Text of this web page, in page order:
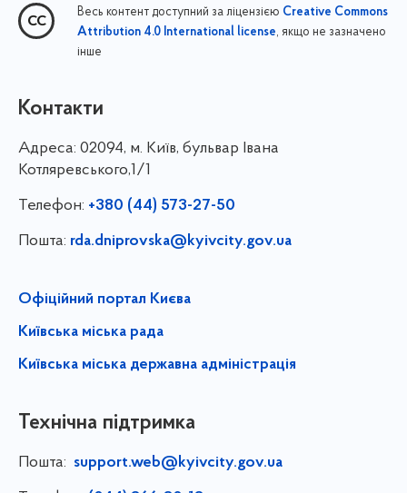
Весь контент доступний за ліцензією Creative Commons
Attribution 4.0 International license, якщо не зазначено
інше
Контакти
Адреса: 02094, м. Київ, бульвар Івана
Котляревського,1/1
Телефон: +380 (44) 573-27-50
Пошта: rda.dniprovska@kyivcity.gov.ua
Офіційний портал Києва
Київська міська рада
Київська міська державна адміністрація
Технічна підтримка
Пошта: support.web@kyivcity.gov.ua